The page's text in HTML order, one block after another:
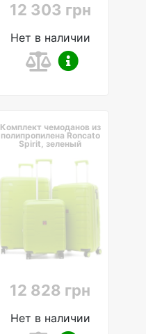
12 303 грн
Нет в наличии
Комплект чемоданов из
полипропилена Roncato
Spirit, зеленый
12 828 грн
Нет в наличии